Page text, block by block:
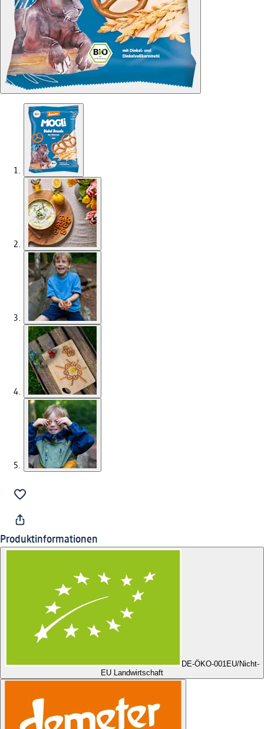
Produktinformationen
DE-ÖKO-001EU/Nicht-
EU Landwirtschaft